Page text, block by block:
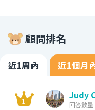
顧問排名
近1周內 近1個月
Judy
回答數